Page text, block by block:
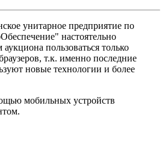
унитарное предприятие по
настоятельно
пользоваться только
т.к. именно последние
новые технологии и более
мобильных устройств